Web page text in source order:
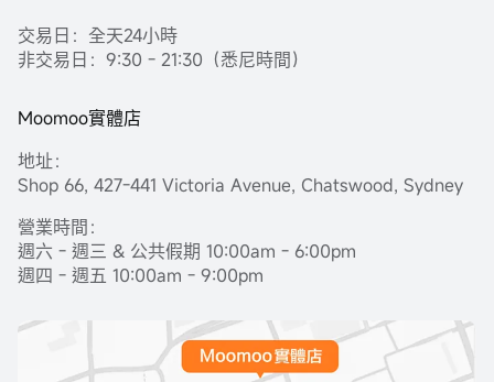
交易日：全天24小時
非交易日：9:30 - 21:30（悉尼時間）
Moomoo實體店
地址：
Shop 66, 427-441 Victoria Avenue, Chatswood, Sydney
營業時間：
週六 - 週三 & 公共假期 10:00am - 6:00pm
週四 - 週五 10:00am - 9:00pm